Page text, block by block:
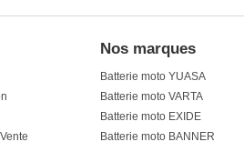
Nos marques
Batterie moto YUASA
Batterie moto VARTA
Batterie moto EXIDE
Batterie moto BANNER